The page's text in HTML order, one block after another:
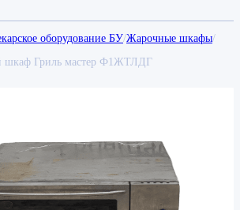
оборудование БУ/Жарочные шкафы/
шкаф Гриль мастер Ф1ЖТЛДГ